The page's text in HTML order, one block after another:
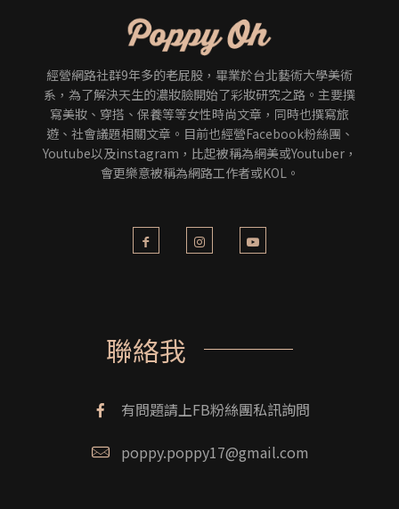
經營網路社群9年多的老屁股，畢業於台北藝術大學美術
系，為了解決天生的濃妝臉開始了彩妝研究之路。主要撰
寫美妝、穿搭、保養等等女性時尚文章，同時也撰寫旅
遊、社會議題相關文章。目前也經營Facebook粉絲團、
Youtube以及instagram，比起被稱為網美或Youtuber，
會更樂意被稱為網路工作者或KOL。
聯絡我
有問題請上FB粉絲團私訊詢問
poppy.poppy17@gmail.com